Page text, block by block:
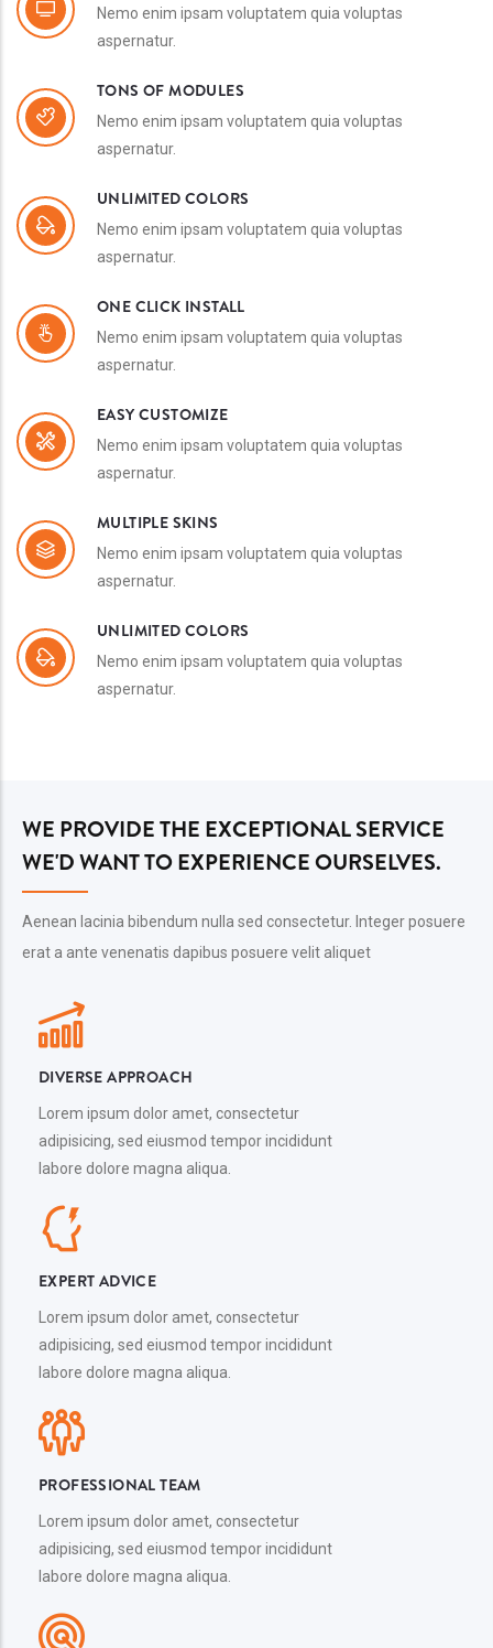
Nemo enim ipsam voluptatem quia voluptas
aspernatur.
TONS OF MODULES
Nemo enim ipsam voluptatem quia voluptas
aspernatur.
UNLIMITED COLORS
Nemo enim ipsam voluptatem quia voluptas
aspernatur.
ONE CLICK INSTALL
Nemo enim ipsam voluptatem quia voluptas
aspernatur.
EASY CUSTOMIZE
Nemo enim ipsam voluptatem quia voluptas
aspernatur.
MULTIPLE SKINS
Nemo enim ipsam voluptatem quia voluptas
aspernatur.
UNLIMITED COLORS
Nemo enim ipsam voluptatem quia voluptas
aspernatur.
WE PROVIDE THE EXCEPTIONAL SERVICE
WE'D WANT TO EXPERIENCE OURSELVES.
Aenean lacinia bibendum nulla sed consectetur. Integer posuere
erat a ante venenatis dapibus posuere velit aliquet
DIVERSE APPROACH
Lorem ipsum dolor amet, consectetur
adipisicing, sed eiusmod tempor incididunt
labore dolore magna aliqua.
EXPERT ADVICE
Lorem ipsum dolor amet, consectetur
adipisicing, sed eiusmod tempor incididunt
labore dolore magna aliqua.
PROFESSIONAL TEAM
Lorem ipsum dolor amet, consectetur
adipisicing, sed eiusmod tempor incididunt
labore dolore magna aliqua.